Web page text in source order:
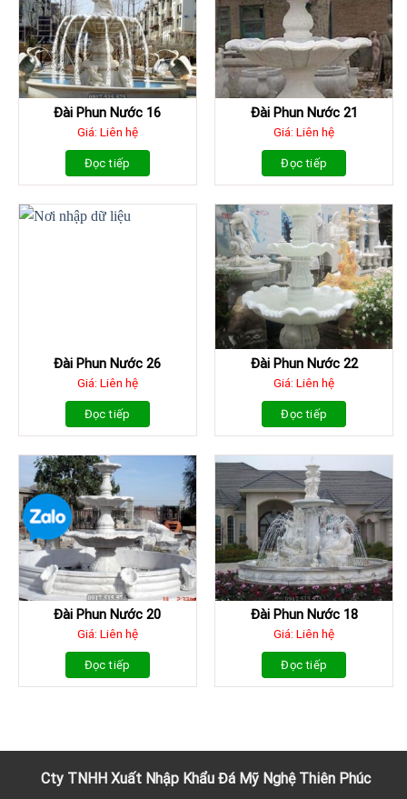
Đài Phun Nước 16
Giá: Liên hệ
Đọc tiếp
Đài Phun Nước 21
Giá: Liên hệ
Đọc tiếp
Đài Phun Nước 26
Giá: Liên hệ
Đọc tiếp
Đài Phun Nước 22
Giá: Liên hệ
Đọc tiếp
Đài Phun Nước 20
Giá: Liên hệ
Đọc tiếp
Đài Phun Nước 18
Giá: Liên hệ
Đọc tiếp
Cty TNHH Xuất Nhập Khẩu ĐáMỹ Nghệ Thiên Phúc